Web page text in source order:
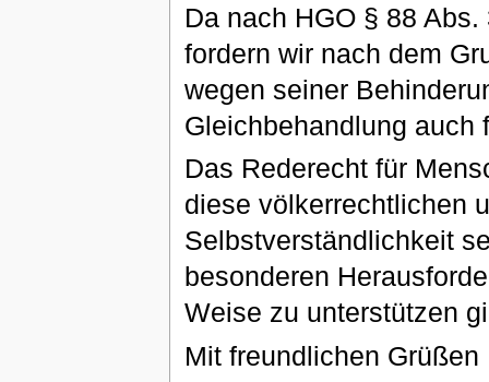
Da nach HGO § 88
fordern wir nach dem
wegen seiner
Gleichbehandlung auch
Das Rederecht für
diese völkerrechtlichen
Selbstverständlichkeit
besonderen
Weise zu unterstützen
Mit freundlichen Grüßen